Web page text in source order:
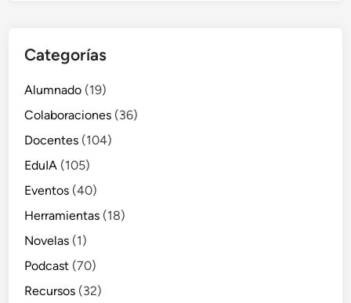
Categorías
Alumnado (19)
Colaboraciones (36)
Docentes (104)
EduIA (105)
Eventos (40)
Herramientas (18)
Novelas (1)
Podcast (70)
Recursos (32)